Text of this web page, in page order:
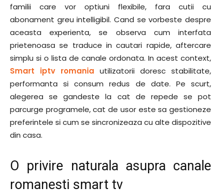
familii care vor optiuni flexibile, fara cutii cu
abonament greu intelligibil. Cand se vorbeste despre
aceasta experienta, se observa cum interfata
prietenoasa se traduce in cautari rapide, aftercare
simplu si o lista de canale ordonata. In acest context,
Smart iptv romania utilizatorii doresc stabilitate,
performanta si consum redus de date. Pe scurt,
alegerea se gandeste la cat de repede se pot
parcurge programele, cat de usor este sa gestioneze
preferintele si cum se sincronizeaza cu alte dispozitive
din casa.
O privire naturala asupra canale
romanesti smart tv